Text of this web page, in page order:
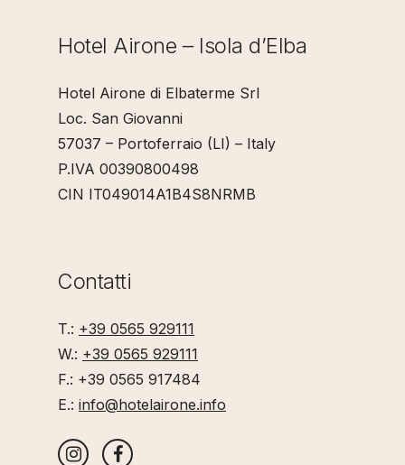
Hotel Airone – Isola d’Elba
Hotel Airone di Elbaterme Srl
Loc. San Giovanni
57037 – Portoferraio (LI) – Italy
P.IVA 00390800498
CIN IT049014A1B4S8NRMB
Contatti
T.: +39 0565 929111
W.: +39 0565 929111
F.: +39 0565 917484
E.: info@hotelairone.info